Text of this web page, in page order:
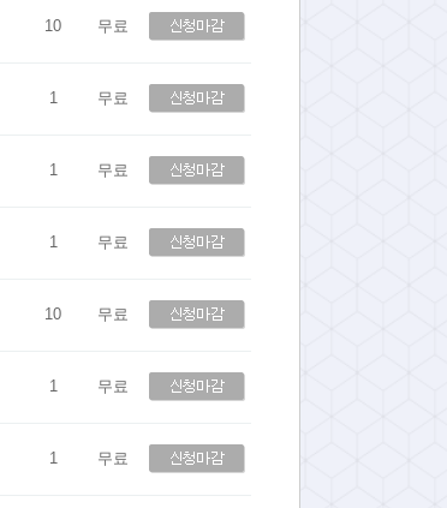
10 무료
1 무료
1 무료
1 무료
10 무료
1 무료
1 무료